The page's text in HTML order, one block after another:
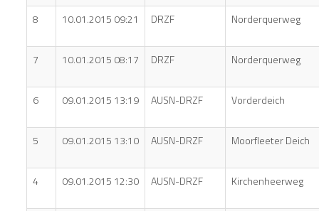
8 10.01.2015 09:21 DRZF Norderquerweg
7 10.01.2015 08:17 DRZF Norderquerweg
6 09.01.2015 13:19 AUSN-DRZF Vorderdeich
5 09.01.2015 13:10 AUSN-DRZF Moorfleeter Deich
4 09.01.2015 12:30 AUSN-DRZF Kirchenheerweg